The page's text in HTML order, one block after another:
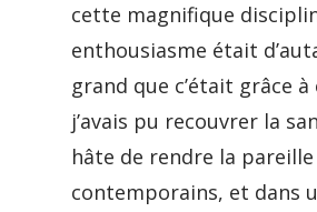
cette magnifique
enthousiasme était
grand que c’était grâce à
j’avais pu recouvrer la
hâte de rendre la pareille
contemporains, et dans